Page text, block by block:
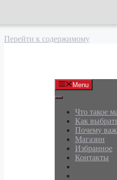
Перейти к содержимому
Menu
Что такое
Как
Почему
Магазин
Избранное
Контакты